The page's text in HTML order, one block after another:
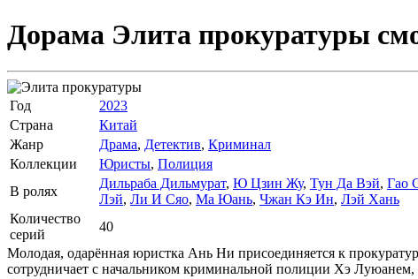
Дорама Элита прокуратуры
Год
2023
Страна
Китай
Жанр
Драма, Детектив, Криминал
Коллекции
Юристы, Полиция
В ролях
Дильраба Дильмурат, Ю Цзин Жу, Тун Да Вэй, Гао
Лэй, Ли И Сяо, Ма Юань, Чжан Кэ Ин, Лэй Хань
Количество
серий
40
Молодая, одарённая юристка Ань Ни присоединяется к
сотрудничает с начальником криминальной полиции Хэ